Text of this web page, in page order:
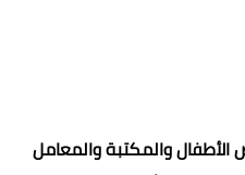
الأطفال والمكتبة والمعامل